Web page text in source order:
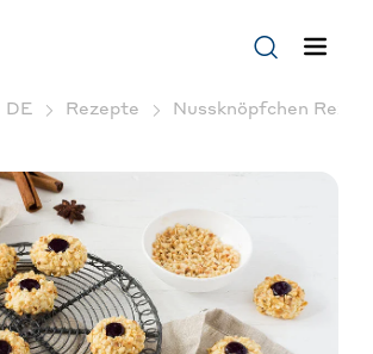
DE Rezepte Nussknöpfchen